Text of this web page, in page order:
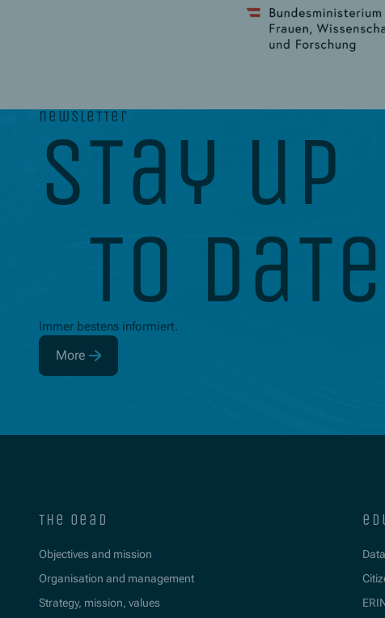
newsletter
stay up
to date
Immer bestens informiert.
More
(Opens in new window)
the oead
Objectives and mission
Organisation and management
Strategy, mission, values